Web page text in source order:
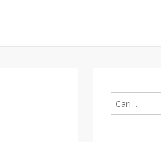
untuk: